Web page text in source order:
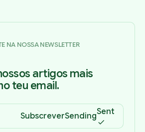
NA NOSSA NEWSLETTER
artigos mais
teu email.
SubscreverSendingSent